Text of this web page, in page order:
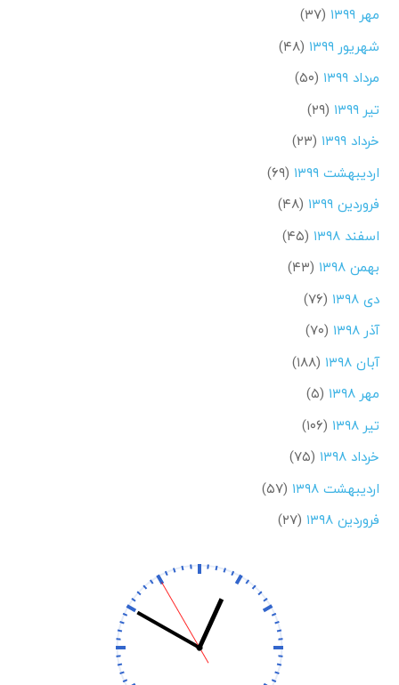
مهر ۱۳۹۹
(۳۷)
شهریور ۱۳۹۹
(۴۸)
مرداد ۱۳۹۹
(۵۰)
تیر ۱۳۹۹
(۲۹)
خرداد ۱۳۹۹
(۲۳)
اردیبهشت ۱۳۹۹
(۶۹)
فروردین ۱۳۹۹
(۴۸)
اسفند ۱۳۹۸
(۴۵)
بهمن ۱۳۹۸
(۴۳)
دی ۱۳۹۸
(۷۶)
آذر ۱۳۹۸
(۷۰)
آبان ۱۳۹۸
(۱۸۸)
مهر ۱۳۹۸
(۵)
تیر ۱۳۹۸
(۱۰۶)
خرداد ۱۳۹۸
(۷۵)
اردیبهشت ۱۳۹۸
(۵۷)
فروردین ۱۳۹۸
(۲۷)